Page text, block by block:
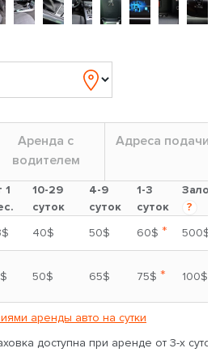
Аренда с
водителем
Адреса подачи
1
10-29
суток
4-9
суток
1-3
суток
Залог
?
40$ 50$ 60$ *
500$
50$ 65$ 75$ * 100$
аренды авто на сутки
доступна при аренде от 3-х суток